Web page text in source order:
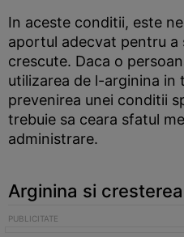
In aceste conditii, este
aportul adecvat pentru a
crescute. Daca o
utilizarea de l-arginina in
prevenirea unei conditii
trebuie sa ceara sfatul
administrare.
Arginina si